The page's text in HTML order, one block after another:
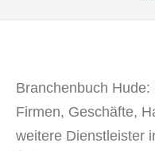
Branchenbuch
Firmen, Geschäfte,
weitere Dienstleister